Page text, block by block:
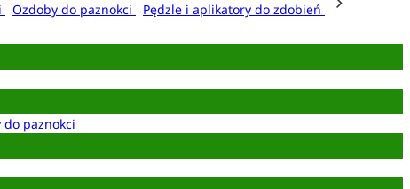
Ozdoby do paznokci
Pędzle i aplikatory do zdobień
do paznokci